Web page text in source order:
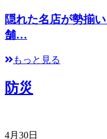
隠れた名店が勢揃
舗…
もっと見る
防災
4月30日